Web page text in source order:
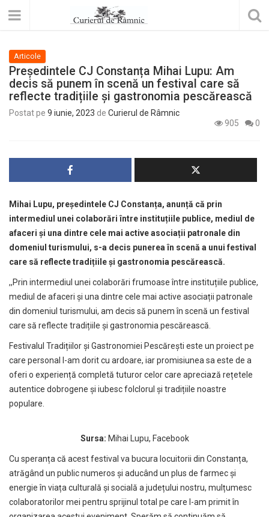
Articole
Președintele CJ Constanța Mihai Lupu: Am
decis să punem în scenă un festival care să
reflecte tradițiile și gastronomia pescărească
Postat pe 9 iunie, 2023 de Curierul de Râmnic
905
0
Mihai Lupu, președintele CJ Constanța, anunță că prin
intermediul unei colaborări între instituțiile publice, mediul de
afaceri și una dintre cele mai active asociații patronale din
domeniul turismului, s-a decis punerea în scenă a unui festival
care să reflecte tradițiile și gastronomia pescărească.
,,Prin intermediul unei colaborări frumoase între instituțiile publice,
mediul de afaceri și una dintre cele mai active asociații patronale
din domeniul turismului, am decis să punem în scenă un festival
care să reflecte tradițiile și gastronomia pescărească.
Festivalul Tradițiilor și Gastronomiei Pescărești este un proiect pe
care personal l-am dorit cu ardoare, iar promisiunea sa este de a
oferi o experiență completă tuturor celor care apreciază rețetele
autentice dobrogene și iubesc folclorul și tradițiile noastre
populare.
Sursa: Mihai Lupu, Facebook
Cu speranța că acest festival va bucura locuitorii din Constanța,
atrăgând un public numeros și aducând un plus de farmec și
energie în viața culturală și socială a județului nostru, mulțumesc
colaboratorilor mei pentru sprijinul total pe care l-am primit în